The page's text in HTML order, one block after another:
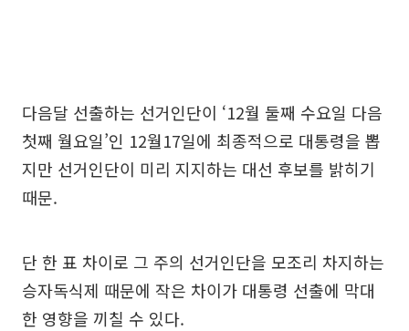
다음달 선출하는 선거인단이 ‘12월 둘째 수요일 다음
첫째 월요일’인 12월17일에 최종적으로 대통령을 뽑
지만 선거인단이 미리 지지하는 대선 후보를 밝히기
때문.
단 한 표 차이로 그 주의 선거인단을 모조리 차지하는
승자독식제 때문에 작은 차이가 대통령 선출에 막대
한 영향을 끼칠 수 있다.